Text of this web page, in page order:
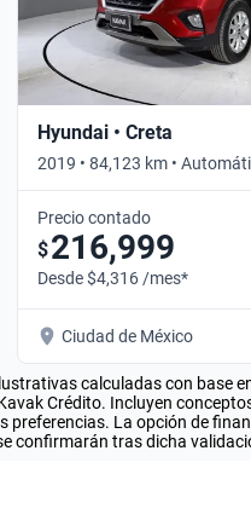
Hyundai • Creta
2019 • 84,123 km •
Precio contado
$216,999
Desde $4,316 /mes*
Ciudad de México
calculadas con base
Crédito. Incluyen
preferencias. La opción de
confirmarán tras dicha